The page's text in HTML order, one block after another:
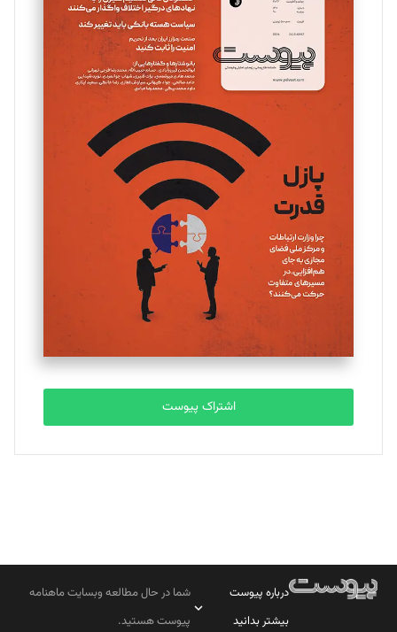
اشتراک پیوست
درباره پیوست
بیشتر بدانید
شما در حال مطالعه وبسایت ماهنامه
پیوست هستید.